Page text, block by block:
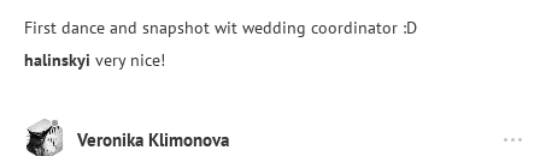
First dance and snapshot wit wedding coordinator :D
halinskyi very nice!
Veronika Klimonova